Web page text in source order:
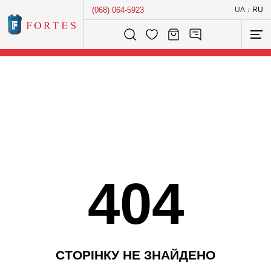
(068) 064-5923 UA / RU
Розумний пошук...
404
СТОРІНКУ НЕ ЗНАЙДЕНО